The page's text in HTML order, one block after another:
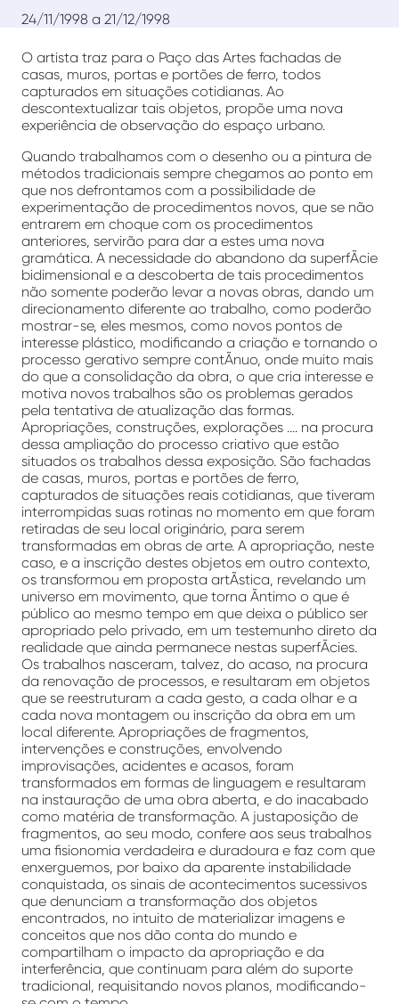
24/11/1998 a 21/12/1998
O artista traz para o Paço das Artes fachadas de
casas, muros, portas e portões de ferro, todos
capturados em situações cotidianas. Ao
descontextualizar tais objetos, propõe uma nova
experiência de observação do espaço urbano.
Quando trabalhamos com o desenho ou a pintura de
métodos tradicionais sempre chegamos ao ponto em
que nos defrontamos com a possibilidade de
experimentação de procedimentos novos, que se não
entrarem em choque com os procedimentos
anteriores, servirão para dar a estes uma nova
gramática. A necessidade do abandono da superfÃ­cie
bidimensional e a descoberta de tais procedimentos
não somente poderão levar a novas obras, dando um
direcionamento diferente ao trabalho, como poderão
mostrar-se, eles mesmos, como novos pontos de
interesse plástico, modificando a criação e tornando o
processo gerativo sempre contÃ­nuo, onde muito mais
do que a consolidação da obra, o que cria interesse e
motiva novos trabalhos são os problemas gerados
pela tentativa de atualização das formas.
Apropriações, construções, explorações …. na procura
dessa ampliação do processo criativo que estão
situados os trabalhos dessa exposição. São fachadas
de casas, muros, portas e portões de ferro,
capturados de situações reais cotidianas, que tiveram
interrompidas suas rotinas no momento em que foram
retiradas de seu local originário, para serem
transformadas em obras de arte. A apropriação, neste
caso, e a inscrição destes objetos em outro contexto,
os transformou em proposta artÃ­stica, revelando um
universo em movimento, que torna Ã­ntimo o que é
público ao mesmo tempo em que deixa o público ser
apropriado pelo privado, em um testemunho direto da
realidade que ainda permanece nestas superfÃ­cies.
Os trabalhos nasceram, talvez, do acaso, na procura
da renovação de processos, e resultaram em objetos
que se reestruturam a cada gesto, a cada olhar e a
cada nova montagem ou inscrição da obra em um
local diferente. Apropriações de fragmentos,
intervenções e construções, envolvendo
improvisações, acidentes e acasos, foram
transformados em formas de linguagem e resultaram
na instauração de uma obra aberta, e do inacabado
como matéria de transformação. A justaposição de
fragmentos, ao seu modo, confere aos seus trabalhos
uma fisionomia verdadeira e duradoura e faz com que
enxerguemos, por baixo da aparente instabilidade
conquistada, os sinais de acontecimentos sucessivos
que denunciam a transformação dos objetos
encontrados, no intuito de materializar imagens e
conceitos que nos dão conta do mundo e
compartilham o impacto da apropriação e da
interferência, que continuam para além do suporte
tradicional, requisitando novos planos, modificando-